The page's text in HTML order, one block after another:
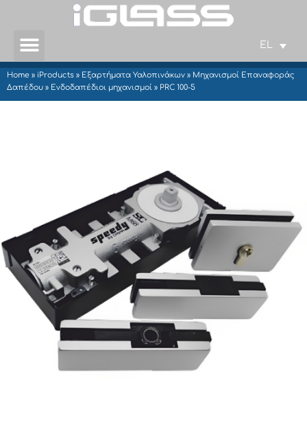
EL
Home » iProducts » Εξαρτήματα Υαλοπινάκων » Μηχανισμοί Επαναφοράς
Δαπέδου » Ενδοδαπέδιοι μηχανισμοί » PRC 100-5